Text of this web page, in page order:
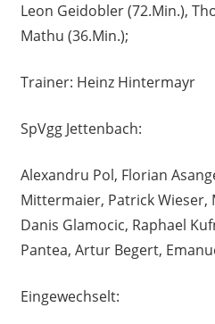
Leon Geidobler (72.Min.),
Mathu (36.Min.);
Trainer: Heinz Hintermayr
SpVgg Jettenbach:
Alexandru Pol, Florian
Mittermaier, Patrick Wieser,
Danis Glamocic, Raphael
Pantea, Artur Begert,
Eingewechselt: